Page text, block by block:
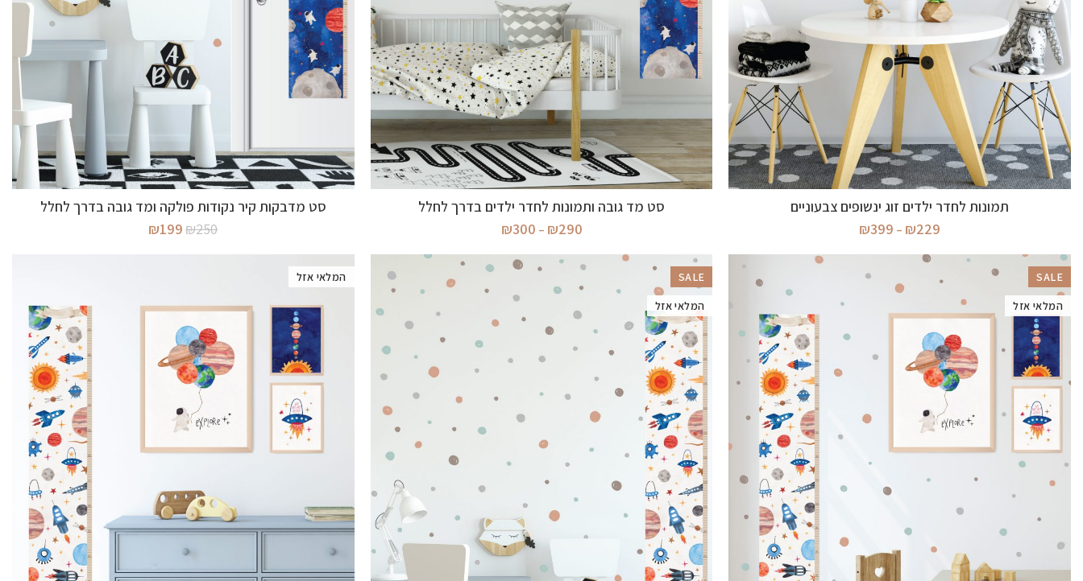
בחר אפשרויות
תמונות לחדר ילדים זוג ינשופים צבעוניים
₪229
–
₪399
טווח
⁦₪229⁩
בחר אפשרויות
סט מד גובה ותמונות לחדר ילדים בדרך לחלל
₪290
–
₪300
⁦₪290⁩
עד
מידע נוסף
סט מדבקות קיר נקודות פולקה ומד גובה בדרך לחלל
₪250
המחיר₪199
המחיר
SALE
המלאי אזל
SALE
המלאי אזל
המלאי אזל